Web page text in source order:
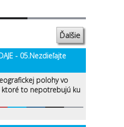
Ďalšie
- 05.Nezdieľajte
polohy vo
ktoré to nepotrebujú ku